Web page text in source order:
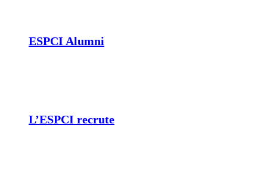
ESPCI Alumni
L’ESPCI recrute